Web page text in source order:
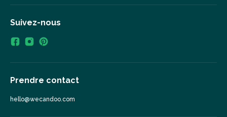
Suivez-nous
Prendre contact
hello@wecandoo.com